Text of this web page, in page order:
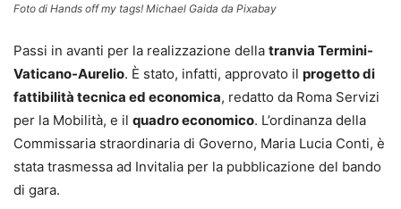
Foto di Hands off my tags! Michael Gaida da Pixabay
Passi in avanti per la realizzazione della tranvia Termini-
Vaticano-Aurelio. È stato, infatti, approvato il progetto di
fattibilità tecnica ed economica, redatto da Roma Servizi
per la Mobilità, e il quadro economico. L’ordinanza della
Commissaria straordinaria di Governo, Maria Lucia Conti, è
stata trasmessa ad Invitalia per la pubblicazione del bando
di gara.